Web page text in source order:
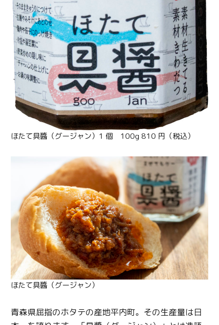
ほたて具醬（グージャン）1 個 100g 810 円（税込）
ほたて具醬（グージャン）
青森県屈指のホタテの産地平内町。その生産量は日
Twitter